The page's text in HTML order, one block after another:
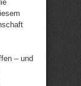
– und